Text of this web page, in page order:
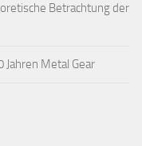
Betrachtung der
Jahren Metal Gear